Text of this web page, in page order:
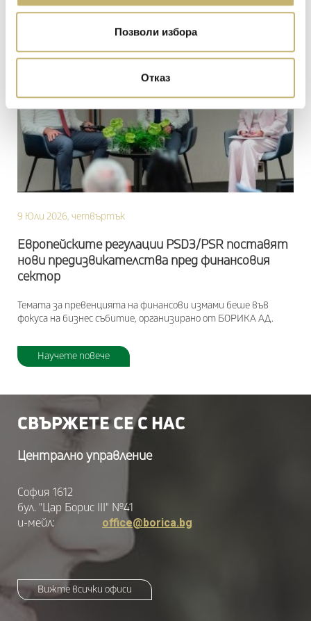
Позволи избора
Отказ
9 Юли 2026, четвъртък
Европейските регулации PSD3/PSR поставят
нови предизвикателства пред финансовия
сектор
Темата за превенцията на финансови измами беше във
фокуса на бизнес събитие, организирано от БОРИКА АД.
Научете повече
СВЪРЖЕТЕ СЕ С НАС
Централно управление
София 1612
бул. "Цар Борис III" №41
и-мейл:
office@borica.bg
Вижте всички офиси